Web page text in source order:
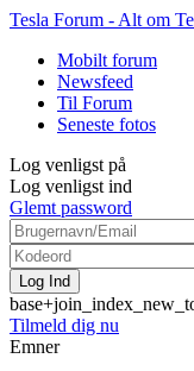
Tesla Forum - Alt om
Mobilt forum
Newsfeed
Til Forum
Seneste fotos
Log venligst på
Log venligst ind
Glemt password
Tilmeld dig nu
Emner